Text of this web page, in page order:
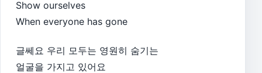
Show ourselves
When everyone has gone
글쎄요 우리 모두는 영원히 숨기는
얼굴을 가지고 있어요